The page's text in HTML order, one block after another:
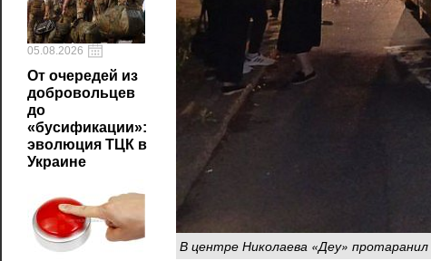
05.08.2026
От очередей из
добровольцев
до
«бусификации»:
эволюция ТЦК в
Украине
В центре Николаева «Деу»